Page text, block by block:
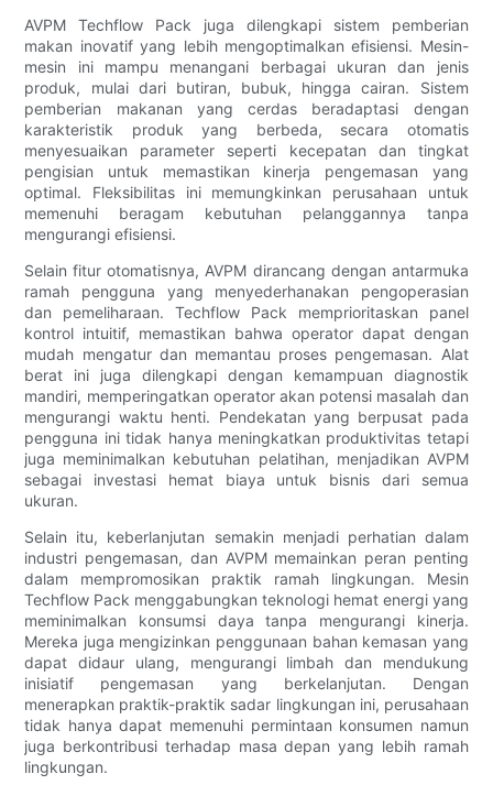
AVPM Techflow Pack juga dilengkapi sistem pemberian
makan inovatif yang lebih mengoptimalkan efisiensi. Mesin-
mesin ini mampu menangani berbagai ukuran dan jenis
produk, mulai dari butiran, bubuk, hingga cairan. Sistem
pemberian makanan yang cerdas beradaptasi dengan
karakteristik produk yang berbeda, secara otomatis
menyesuaikan parameter seperti kecepatan dan tingkat
pengisian untuk memastikan kinerja pengemasan yang
optimal. Fleksibilitas ini memungkinkan perusahaan untuk
memenuhi beragam kebutuhan pelanggannya tanpa
mengurangi efisiensi.
Selain fitur otomatisnya, AVPM dirancang dengan antarmuka
ramah pengguna yang menyederhanakan pengoperasian
dan pemeliharaan. Techflow Pack memprioritaskan panel
kontrol intuitif, memastikan bahwa operator dapat dengan
mudah mengatur dan memantau proses pengemasan. Alat
berat ini juga dilengkapi dengan kemampuan diagnostik
mandiri, memperingatkan operator akan potensi masalah dan
mengurangi waktu henti. Pendekatan yang berpusat pada
pengguna ini tidak hanya meningkatkan produktivitas tetapi
juga meminimalkan kebutuhan pelatihan, menjadikan AVPM
sebagai investasi hemat biaya untuk bisnis dari semua
ukuran.
Selain itu, keberlanjutan semakin menjadi perhatian dalam
industri pengemasan, dan AVPM memainkan peran penting
dalam mempromosikan praktik ramah lingkungan. Mesin
Techflow Pack menggabungkan teknologi hemat energi yang
meminimalkan konsumsi daya tanpa mengurangi kinerja.
Mereka juga mengizinkan penggunaan bahan kemasan yang
dapat didaur ulang, mengurangi limbah dan mendukung
inisiatif pengemasan yang berkelanjutan. Dengan
menerapkan praktik-praktik sadar lingkungan ini, perusahaan
tidak hanya dapat memenuhi permintaan konsumen namun
juga berkontribusi terhadap masa depan yang lebih ramah
lingkungan.